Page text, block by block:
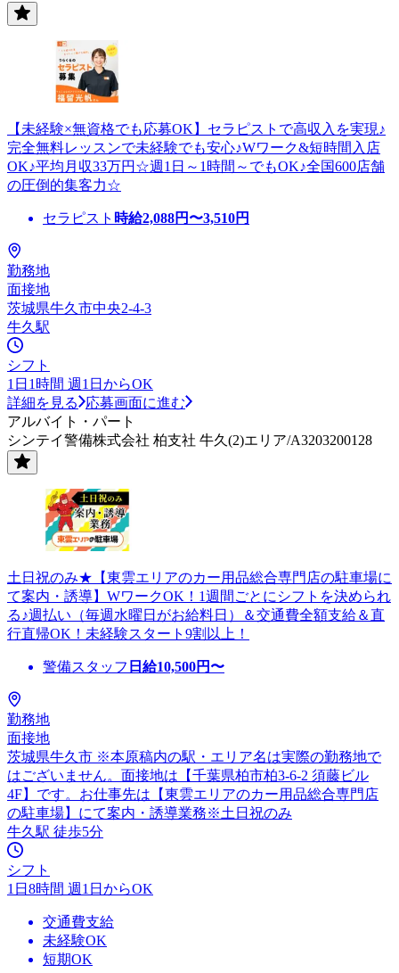
【未経験×無資格でも応募OK】セラピストで高収入を実現♪
完全無料レッスンで未経験でも安心♪Wワーク&短時間入店
OK♪平均月収33万円☆週1日～1時間～でもOK♪全国600店舗
の圧倒的集客力☆
セラピスト 時給2,088円〜3,510円
勤務地
面接地
茨城県牛久市中央2-4-3
牛久駅
シフト
1日1時間 週1日からOK
詳細を見る
応募画面に進む
アルバイト・パート
シンテイ警備株式会社 柏支社 牛久(2)エリア/A3203200128
土日祝のみ★【東雲エリアのカー用品総合専門店の駐車場に
て案内・誘導】WワークOK！1週間ごとにシフトを決められ
る♪週払い（毎週水曜日がお給料日）＆交通費全額支給＆直
行直帰OK！未経験スタート9割以上！
警備スタッフ 日給10,500円〜
勤務地
面接地
茨城県牛久市 ※本原稿内の駅・エリア名は実際の勤務地で
はございません。面接地は【千葉県柏市柏3-6-2 須藤ビル
4F】です。お仕事先は【東雲エリアのカー用品総合専門店
の駐車場】にて案内・誘導業務※土日祝のみ
牛久駅 徒歩5分
シフト
1日8時間 週1日からOK
交通費支給
未経験OK
短期OK